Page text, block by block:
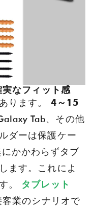
なフィット感
ります。 4～15
Tab、その他
ダーは保護ケー
かかわらずタブ
ます。これによ
。 タブレット
業のシナリオで